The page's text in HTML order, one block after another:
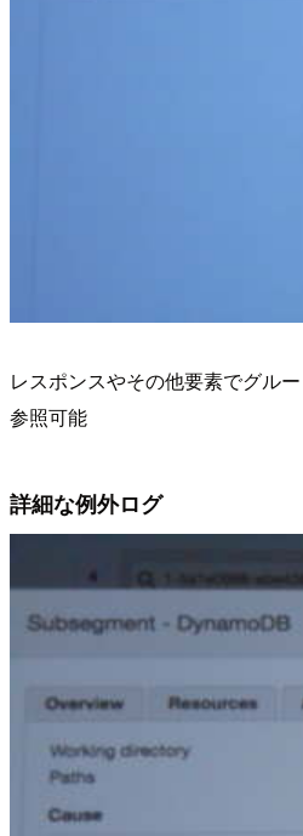
レスポンスやその他要素でグル
参照可能
詳細な例外ログ